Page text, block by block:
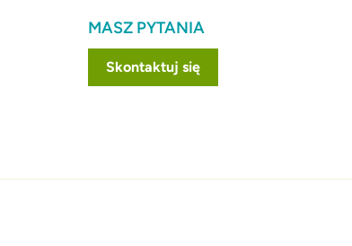
MASZ PYTANIA
Skontaktuj się